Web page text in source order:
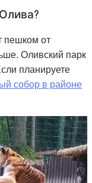
пешком от
Оливский парк
планируете
собор в районе